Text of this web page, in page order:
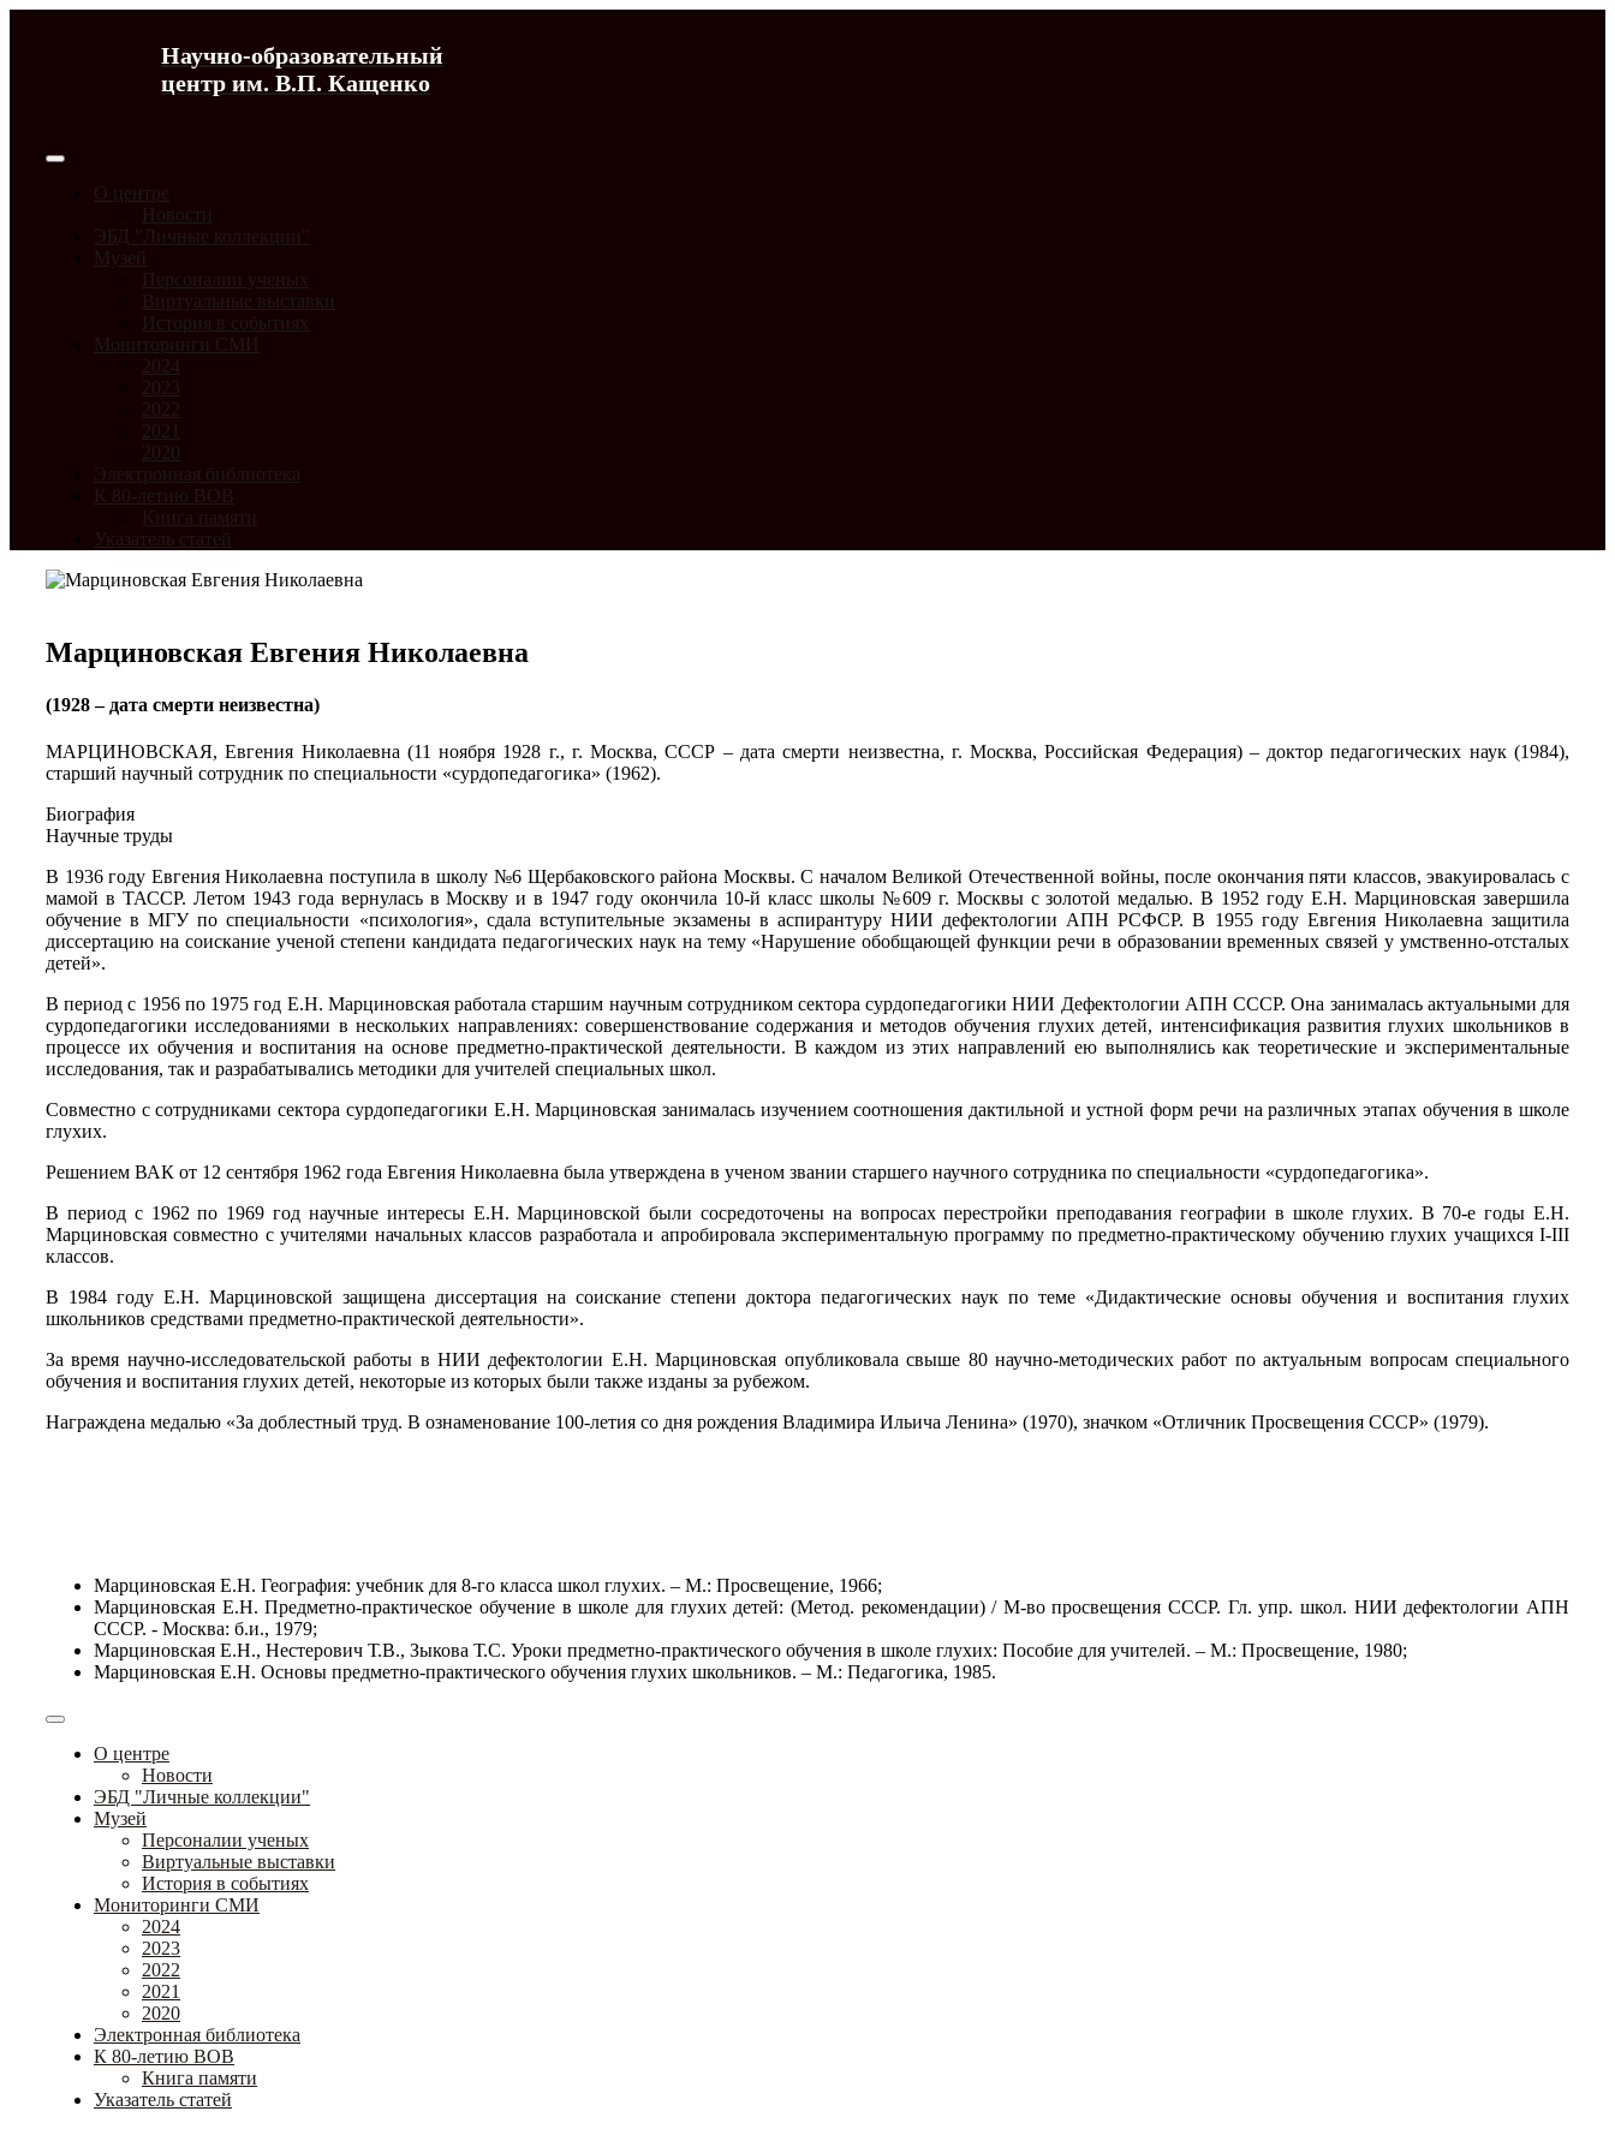
Научно-образовательный
центр им. В.П. Кащенко
О центре
Новости
ЭБД "Личные коллекции"
Музей
Персоналии ученых
Виртуальные выставки
История в событиях
Мониторинги СМИ
2024
2023
2022
2021
2020
Электронная библиотека
К 80-летию ВОВ
Книга памяти
Указатель статей
Марциновская Евгения Николаевна
(1928 – дата смерти неизвестна)
МАРЦИНОВСКАЯ, Евгения Николаевна (11 ноября 1928 г., г. Москва, СССР – дата смерти неизвестна, г. Москва, Российская Федерация) – доктор педагогических наук (1984),
старший научный сотрудник по специальности «сурдопедагогика» (1962).
Биография
Научные труды
В 1936 году Евгения Николаевна поступила в школу №6 Щербаковского района Москвы. С началом Великой Отечественной войны, после окончания пяти классов, эвакуировалась с
мамой в ТАССР. Летом 1943 года вернулась в Москву и в 1947 году окончила 10-й класс школы №609 г. Москвы с золотой медалью. В 1952 году Е.Н. Марциновская завершила
обучение в МГУ по специальности «психология», сдала вступительные экзамены в аспирантуру НИИ дефектологии АПН РСФСР. В 1955 году Евгения Николаевна защитила
диссертацию на соискание ученой степени кандидата педагогических наук на тему «Нарушение обобщающей функции речи в образовании временных связей у умственно-отсталых
детей».
В период с 1956 по 1975 год Е.Н. Марциновская работала старшим научным сотрудником сектора сурдопедагогики НИИ Дефектологии АПН СССР. Она занималась актуальными для
сурдопедагогики исследованиями в нескольких направлениях: совершенствование содержания и методов обучения глухих детей, интенсификация развития глухих школьников в
процессе их обучения и воспитания на основе предметно-практической деятельности. В каждом из этих направлений ею выполнялись как теоретические и экспериментальные
исследования, так и разрабатывались методики для учителей специальных школ.
Совместно с сотрудниками сектора сурдопедагогики Е.Н. Марциновская занималась изучением соотношения дактильной и устной форм речи на различных этапах обучения в школе
глухих.
Решением ВАК от 12 сентября 1962 года Евгения Николаевна была утверждена в ученом звании старшего научного сотрудника по специальности «сурдопедагогика».
В период с 1962 по 1969 год научные интересы Е.Н. Марциновской были сосредоточены на вопросах перестройки преподавания географии в школе глухих. В 70-е годы Е.Н.
Марциновская совместно с учителями начальных классов разработала и апробировала экспериментальную программу по предметно-практическому обучению глухих учащихся I-III
классов.
В 1984 году Е.Н. Марциновской защищена диссертация на соискание степени доктора педагогических наук по теме «Дидактические основы обучения и воспитания глухих
школьников средствами предметно-практической деятельности».
За время научно-исследовательской работы в НИИ дефектологии Е.Н. Марциновская опубликовала свыше 80 научно-методических работ по актуальным вопросам специального
обучения и воспитания глухих детей, некоторые из которых были также изданы за рубежом.
Награждена медалью «За доблестный труд. В ознаменование 100-летия со дня рождения Владимира Ильича Ленина» (1970), значком «Отличник Просвещения СССР» (1979).
Марциновская Е.Н. География: учебник для 8-го класса школ глухих. – М.: Просвещение, 1966;
Марциновская Е.Н. Предметно-практическое обучение в школе для глухих детей: (Метод. рекомендации) / М-во просвещения СССР. Гл. упр. школ. НИИ дефектологии АПН
СССР. - Москва: б.и., 1979;
Марциновская Е.Н., Нестерович Т.В., Зыкова Т.С. Уроки предметно-практического обучения в школе глухих: Пособие для учителей. – М.: Просвещение, 1980;
Марциновская Е.Н. Основы предметно-практического обучения глухих школьников. – М.: Педагогика, 1985.
О центре
Новости
ЭБД "Личные коллекции"
Музей
Персоналии ученых
Виртуальные выставки
История в событиях
Мониторинги СМИ
2024
2023
2022
2021
2020
Электронная библиотека
К 80-летию ВОВ
Книга памяти
Указатель статей